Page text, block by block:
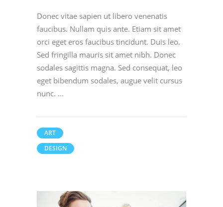
Donec vitae sapien ut libero venenatis
faucibus. Nullam quis ante. Etiam sit amet
orci eget eros faucibus tincidunt. Duis leo.
Sed fringilla mauris sit amet nibh. Donec
sodales sagittis magna. Sed consequat, leo
eget bibendum sodales, augue velit cursus
nunc.
ART
DESIGN